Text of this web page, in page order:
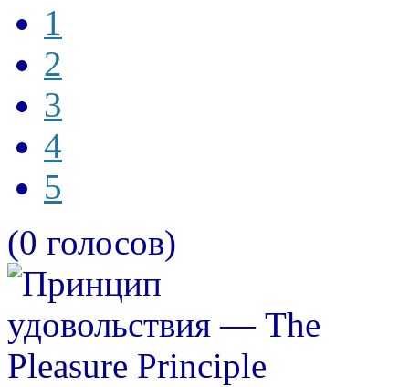
1
2
3
4
5
(0 голосов)